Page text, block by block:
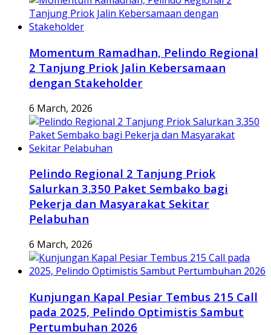
Momentum Ramadhan, Pelindo Regional
2 Tanjung Priok Jalin Kebersamaan
dengan Stakeholder
6 March, 2026
Pelindo Regional 2 Tanjung Priok
Salurkan 3.350 Paket Sembako bagi
Pekerja dan Masyarakat Sekitar
Pelabuhan
6 March, 2026
Kunjungan Kapal Pesiar Tembus 215 Call
pada 2025, Pelindo Optimistis Sambut
Pertumbuhan 2026